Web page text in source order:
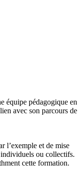
équipe pédagogique en
avec son parcours de
l’exemple et de mise
ou collectifs.
cette formation.